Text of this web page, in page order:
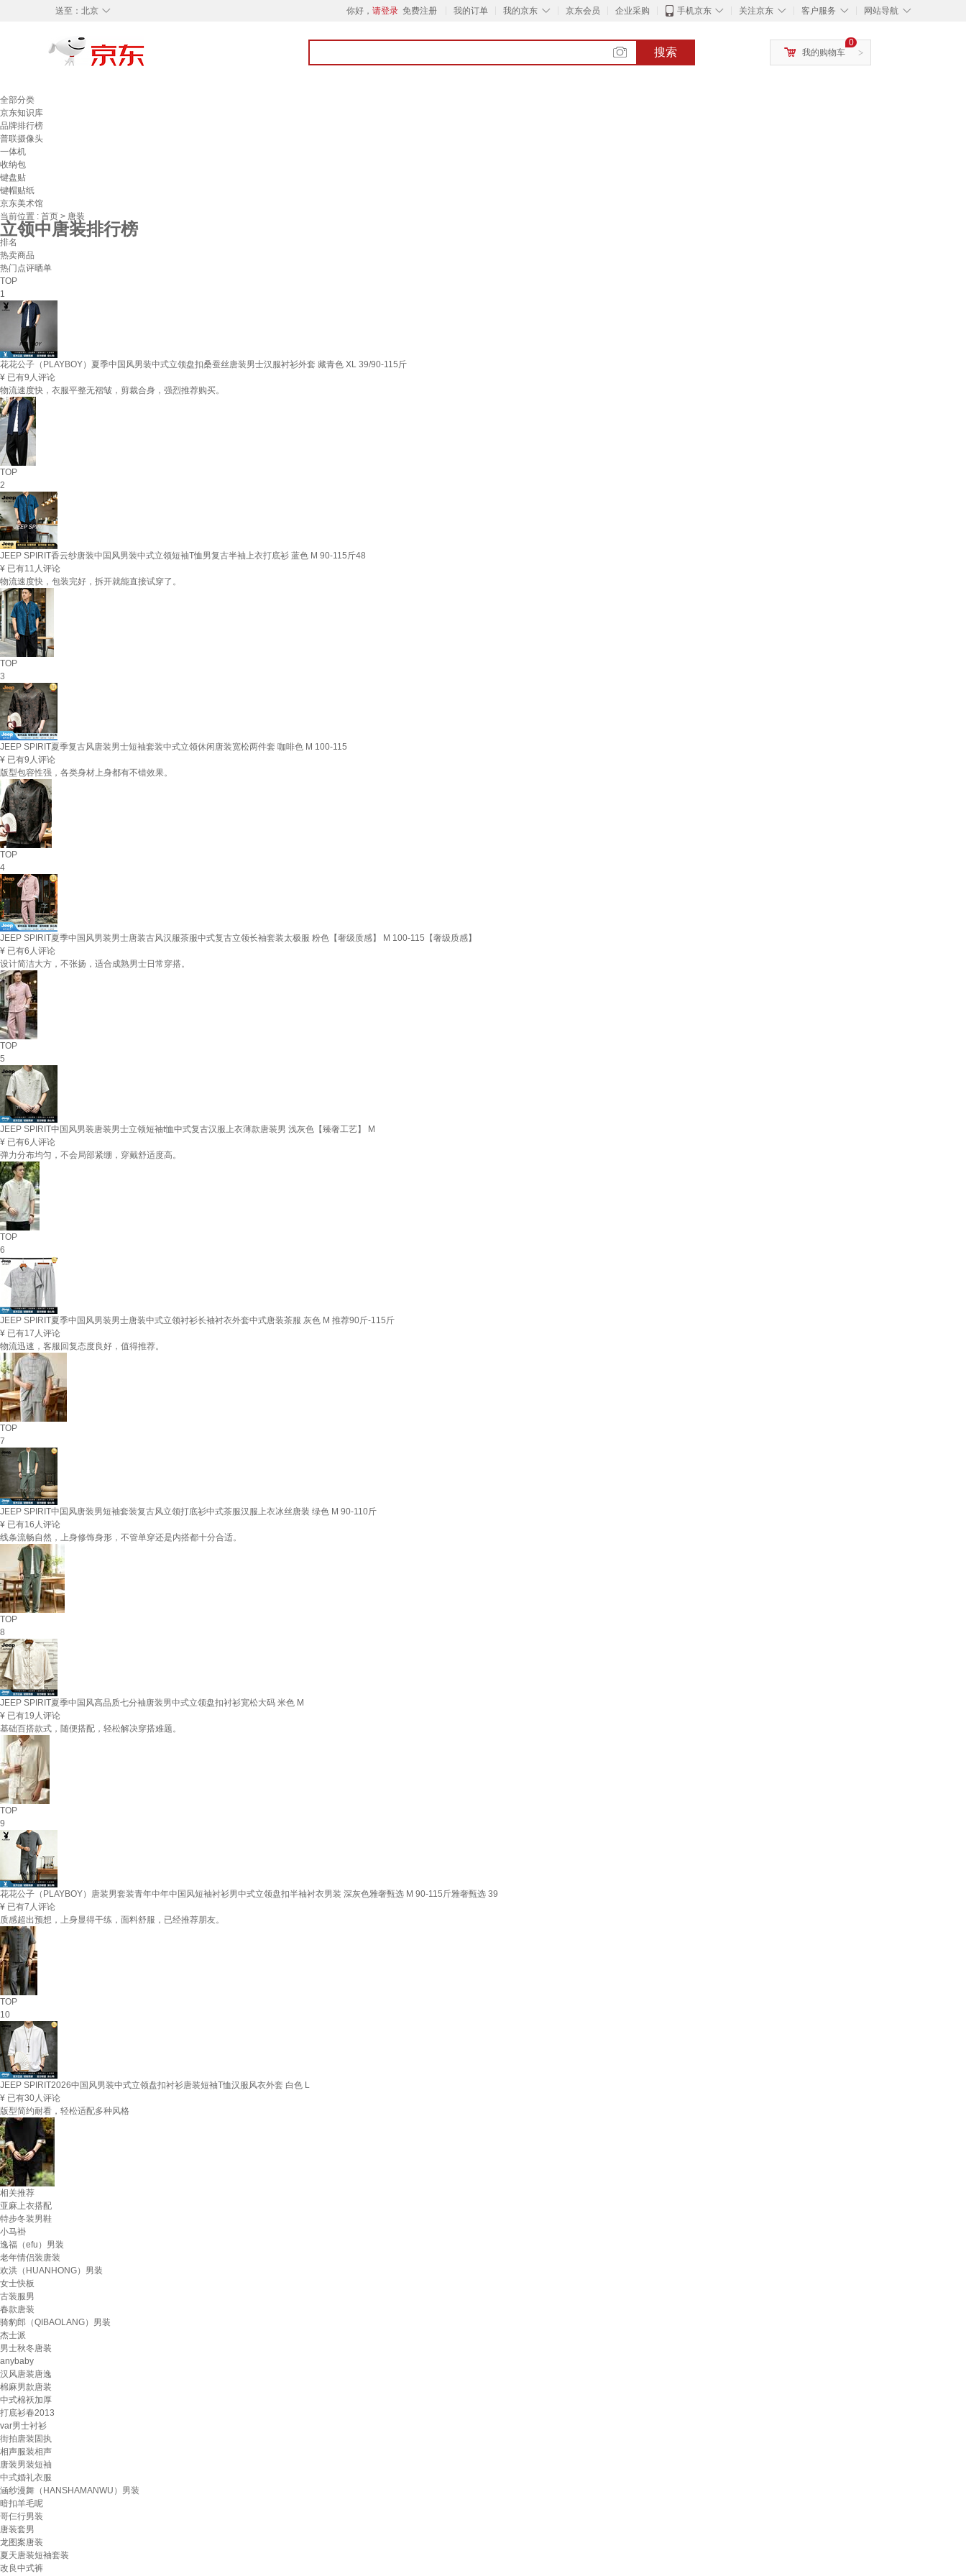
◇
送至： 北京 你好， 请登录 免费注册 我的订单 ◇
我的京东 京东会员 企业采购 ◇
手机京东 ◇
关注京东 ◇
客户服务 ◇
网站导航
搜索 >
0
我的购物车
全部分类
京东知识库
品牌排行榜
普联摄像头
一体机
收纳包
键盘贴
键帽贴纸
京东美术馆
当前位置 : 首页 > 唐装
立领中唐装排行榜
排名
热卖商品
热门点评晒单
TOP
1
花花公子（PLAYBOY）夏季中国风男装中式立领盘扣桑蚕丝唐装男士汉服衬衫外套 藏青色 XL 39/90-115斤
¥ 已有9人评论
物流速度快，衣服平整无褶皱，剪裁合身，强烈推荐购买。
TOP
2
JEEP SPIRIT香云纱唐装中国风男装中式立领短袖T恤男复古半袖上衣打底衫 蓝色 M 90-115斤48
¥ 已有11人评论
物流速度快，包装完好，拆开就能直接试穿了。
TOP
3
JEEP SPIRIT夏季复古风唐装男士短袖套装中式立领休闲唐装宽松两件套 咖啡色 M 100-115
¥ 已有9人评论
版型包容性强，各类身材上身都有不错效果。
TOP
4
JEEP SPIRIT夏季中国风男装男士唐装古风汉服茶服中式复古立领长袖套装太极服 粉色【奢级质感】 M 100-115【奢级质感】
¥ 已有6人评论
设计简洁大方，不张扬，适合成熟男士日常穿搭。
TOP
5
JEEP SPIRIT中国风男装唐装男士立领短袖t恤中式复古汉服上衣薄款唐装男 浅灰色【臻奢工艺】 M
¥ 已有6人评论
弹力分布均匀，不会局部紧绷，穿戴舒适度高。
TOP
6
JEEP SPIRIT夏季中国风男装男士唐装中式立领衬衫长袖衬衣外套中式唐装茶服 灰色 M 推荐90斤-115斤
¥ 已有17人评论
物流迅速，客服回复态度良好，值得推荐。
TOP
7
JEEP SPIRIT中国风唐装男短袖套装复古风立领打底衫中式茶服汉服上衣冰丝唐装 绿色 M 90-110斤
¥ 已有16人评论
线条流畅自然，上身修饰身形，不管单穿还是内搭都十分合适。
TOP
8
JEEP SPIRIT夏季中国风高品质七分袖唐装男中式立领盘扣衬衫宽松大码 米色 M
¥ 已有19人评论
基础百搭款式，随便搭配，轻松解决穿搭难题。
TOP
9
花花公子（PLAYBOY）唐装男套装青年中年中国风短袖衬衫男中式立领盘扣半袖衬衣男装 深灰色雅奢甄选 M 90-115斤雅奢甄选 39
¥ 已有7人评论
质感超出预想，上身显得干练，面料舒服，已经推荐朋友。
TOP
10
JEEP SPIRIT2026中国风男装中式立领盘扣衬衫唐装短袖T恤汉服风衣外套 白色 L
¥ 已有30人评论
版型简约耐看，轻松适配多种风格
相关推荐
亚麻上衣搭配
特步冬装男鞋
小马褂
逸福（efu）男装
老年情侣装唐装
欢洪（HUANHONG）男装
女士快板
古装服男
春款唐装
骑豹郎（QIBAOLANG）男装
杰士派
男士秋冬唐装
anybaby
汉风唐装唐逸
棉麻男款唐装
中式棉袄加厚
打底衫春2013
var男士衬衫
街拍唐装固执
相声服装相声
唐装男装短袖
中式婚礼衣服
涵纱漫舞（HANSHAMANWU）男装
暗扣羊毛呢
哥仨行男装
唐装套男
龙图案唐装
夏天唐装短袖套装
改良中式裤